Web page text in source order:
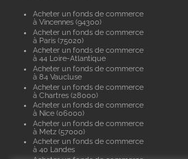
Acheter un fonds de commerce
à Vincennes (94300)
Acheter un fonds de commerce
à Paris (75020)
Acheter un fonds de commerce
à 44 Loire-Atlantique
Acheter un fonds de commerce
à 84 Vaucluse
Acheter un fonds de commerce
à Chartres (28000)
Acheter un fonds de commerce
à Nice (06000)
Acheter un fonds de commerce
à Metz (57000)
Acheter un fonds de commerce
à 40 Landes